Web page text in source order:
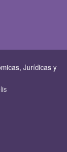
Jurí­dicas y